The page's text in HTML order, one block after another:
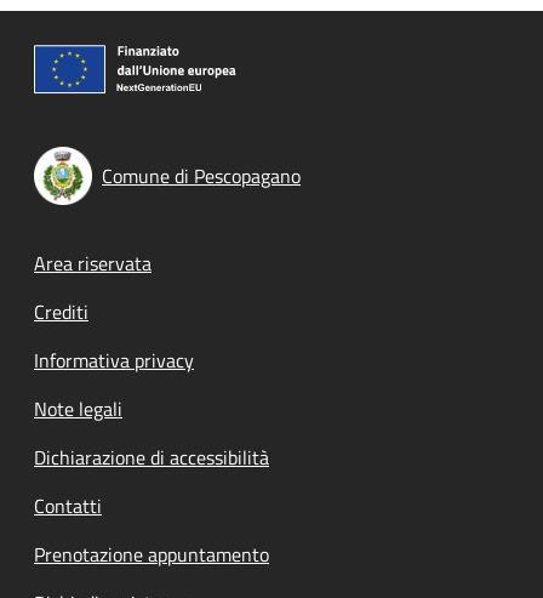
Comune di Pescopagano
Footer menu
Area riservata
Crediti
Informativa privacy
Note legali
Dichiarazione di accessibilità
Contatti
Prenotazione appuntamento